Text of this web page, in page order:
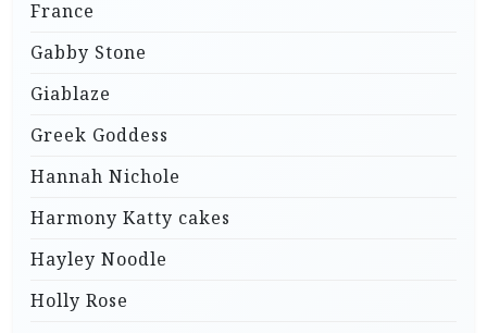
France
Gabby Stone
Giablaze
Greek Goddess
Hannah Nichole
Harmony Katty cakes
Hayley Noodle
Holly Rose